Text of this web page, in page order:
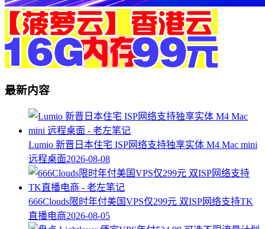
最新内容
Lumio 新晋日本住宅 ISP网络支持独享实体 M4 Mac mini
远程桌面2026-08-08
666Clouds限时年付美国VPS仅299元 双ISP网络支持TK
直播电商2026-08-05